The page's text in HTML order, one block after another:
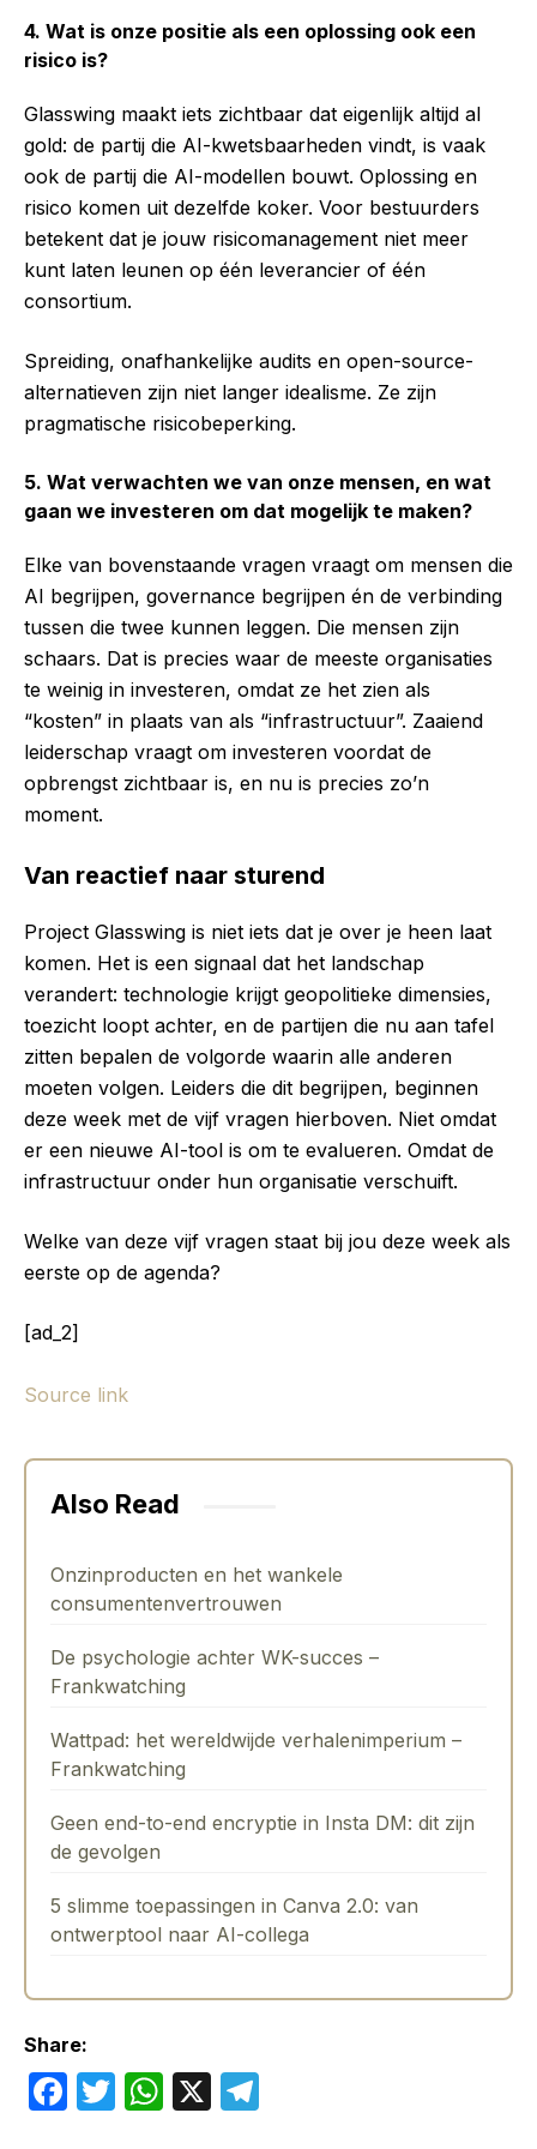
4. Wat is onze positie als een oplossing ook een
risico is?
Glasswing maakt iets zichtbaar dat eigenlijk altijd al
gold: de partij die AI-kwetsbaarheden vindt, is vaak
ook de partij die AI-modellen bouwt. Oplossing en
risico komen uit dezelfde koker. Voor bestuurders
betekent dat je jouw risicomanagement niet meer
kunt laten leunen op één leverancier of één
consortium.
Spreiding, onafhankelijke audits en open-source-
alternatieven zijn niet langer idealisme. Ze zijn
pragmatische risicobeperking.
5. Wat verwachten we van onze mensen, en wat
gaan we investeren om dat mogelijk te maken?
Elke van bovenstaande vragen vraagt om mensen die
AI begrijpen, governance begrijpen én de verbinding
tussen die twee kunnen leggen. Die mensen zijn
schaars. Dat is precies waar de meeste organisaties
te weinig in investeren, omdat ze het zien als
“kosten” in plaats van als “infrastructuur”. Zaaiend
leiderschap vraagt om investeren voordat de
opbrengst zichtbaar is, en nu is precies zo’n
moment.
Van reactief naar sturend
Project Glasswing is niet iets dat je over je heen laat
komen. Het is een signaal dat het landschap
verandert: technologie krijgt geopolitieke dimensies,
toezicht loopt achter, en de partijen die nu aan tafel
zitten bepalen de volgorde waarin alle anderen
moeten volgen. Leiders die dit begrijpen, beginnen
deze week met de vijf vragen hierboven. Niet omdat
er een nieuwe AI-tool is om te evalueren. Omdat de
infrastructuur onder hun organisatie verschuift.
Welke van deze vijf vragen staat bij jou deze week als
eerste op de agenda?
[ad_2]
Source link
Also Read
Onzinproducten en het wankele
consumentenvertrouwen
De psychologie achter WK-succes –
Frankwatching
Wattpad: het wereldwijde verhalenimperium –
Frankwatching
Geen end-to-end encryptie in Insta DM: dit zijn
de gevolgen
5 slimme toepassingen in Canva 2.0: van
ontwerptool naar AI-collega
Share:
F
T
W X